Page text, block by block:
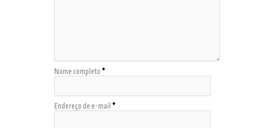
Nome completo *
Endereço de e-mail *